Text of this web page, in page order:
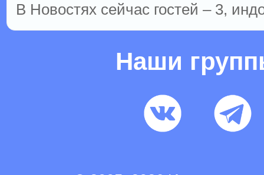
В Новостях сейчас гостей – 3,
Наши